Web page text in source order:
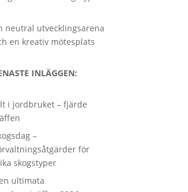
neutral utvecklingsarena
en kreativ mötesplats
INLÄGGEN:
i jordbruket – fjärde
–
för
skogstyper
ultimata